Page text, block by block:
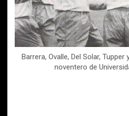
Barrera, Ovalle, Del Solar, Tupper
noventero de